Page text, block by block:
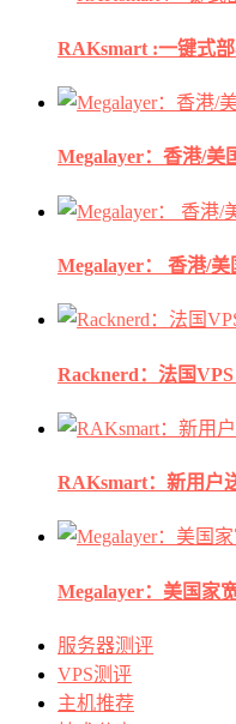
RAKsmart :一键式
Megalayer：香港/美
Megalayer： 香港/
Racknerd：法国VPS
RAKsmart：新用户
Megalayer：美国家
服务器测评
VPS测评
主机推荐